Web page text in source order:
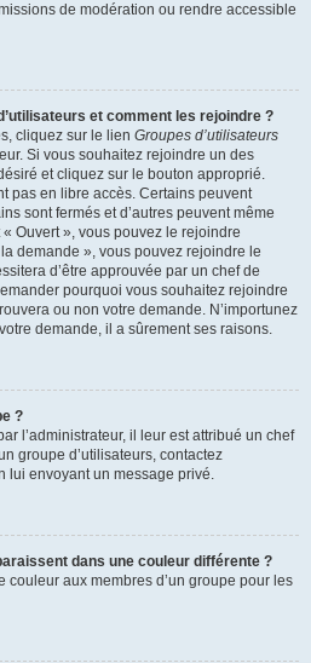
de modération ou rendre accessible
et comment les rejoindre ?
cliquez sur le lien Groupes d’utilisateurs
Si vous souhaitez rejoindre un des
et cliquez sur le bouton approprié.
pas en libre accès. Certains peuvent
sont fermés et d’autres peuvent même
Ouvert », vous pouvez le rejoindre
demande », vous pouvez rejoindre le
d’être approuvée par un chef de
pourquoi vous souhaitez rejoindre
ou non votre demande. N’importunez
demande, il a sûrement ses raisons.
?
l’administrateur, il leur est attribué un chef
groupe d’utilisateurs, contactez
lui envoyant un message privé.
dans une couleur différente ?
couleur aux membres d’un groupe pour les